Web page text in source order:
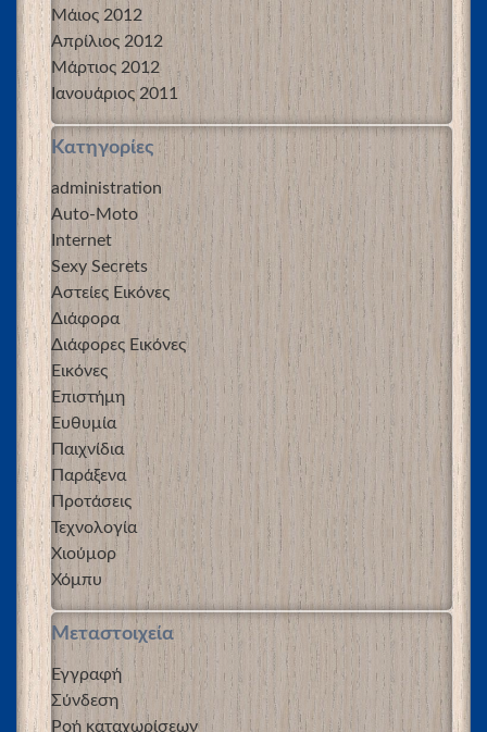
Μάιος 2012
Απρίλιος 2012
Μάρτιος 2012
Ιανουάριος 2011
Kατηγορίες
administration
Auto-Moto
Internet
Sexy Secrets
Αστείες Εικόνες
Διάφορα
Διάφορες Εικόνες
Εικόνες
Επιστήμη
Ευθυμία
Παιχνίδια
Παράξενα
Προτάσεις
Τεχνολογία
Χιούμορ
Χόμπυ
Μεταστοιχεία
Εγγραφή
Σύνδεση
Ροή καταχωρίσεων